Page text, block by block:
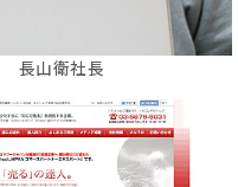
長山衛社長